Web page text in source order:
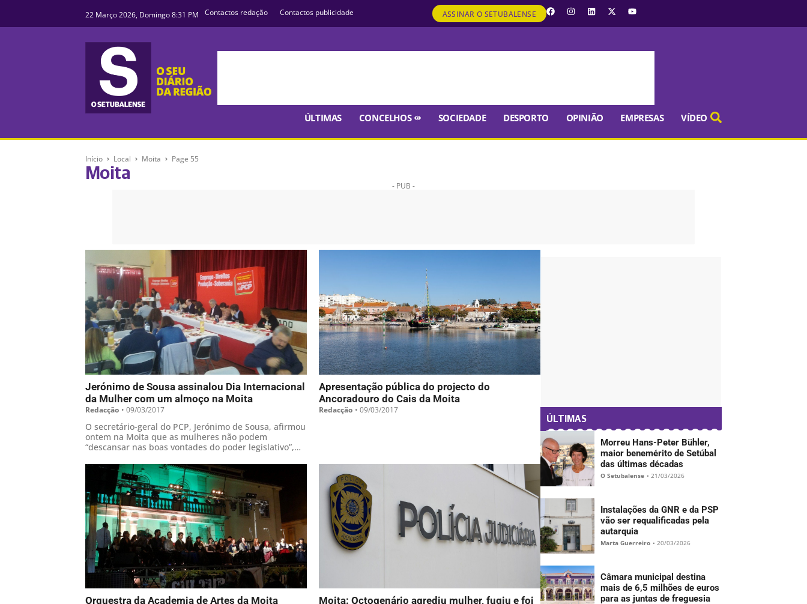
22 Março 2026, Domingo 8:31 PM Contactos redação Contactos publicidade ASSINAR O SETUBALENSE
ÚLTIMAS CONCELHOS SOCIEDADE DESPORTO OPINIÃO EMPRESAS VÍDEO
Início Local Moita Page 55
Moita
- PUB -
Jerónimo de Sousa assinalou Dia Internacional
da Mulher com um almoço na Moita
Redacção • 09/03/2017
O secretário-geral do PCP, Jerónimo de Sousa, afirmou
ontem na Moita que as mulheres não podem
“descansar nas boas vontades do poder legislativo”,
“objectivo justo da igualdade”
Apresentação pública do projecto do
Ancoradouro do Cais da Moita
Redacção • 09/03/2017
Orquestra da Academia de Artes da Moita
Moita: Octogenário agrediu mulher, fugiu e foi
ÚLTIMAS
Morreu Hans-Peter Bühler,
maior benemérito de Setúbal
das últimas décadas
O Setubalense • 21/03/2026
Instalações da GNR e da PSP
vão ser requalificadas pela
autarquia
Marta Guerreiro • 20/03/2026
Câmara municipal destina
mais de 6,5 milhões de euros
para as juntas de freguesia